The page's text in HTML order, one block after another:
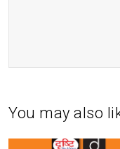
You may also